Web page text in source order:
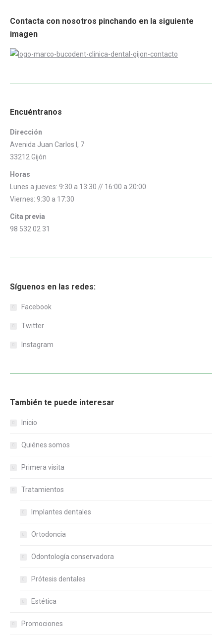
Contacta con nosotros pinchando en la siguiente
imagen
Encuéntranos
Dirección
Avenida Juan Carlos I, 7
33212 Gijón
Horas
Lunes a jueves: 9:30 a 13:30 // 16:00 a 20:00
Viernes: 9:30 a 17:30
Cita previa
98 532 02 31
Síguenos en las redes:
Facebook
Twitter
Instagram
También te puede interesar
Inicio
Quiénes somos
Primera visita
Tratamientos
Implantes dentales
Ortodoncia
Odontología conservadora
Prótesis dentales
Estética
Promociones